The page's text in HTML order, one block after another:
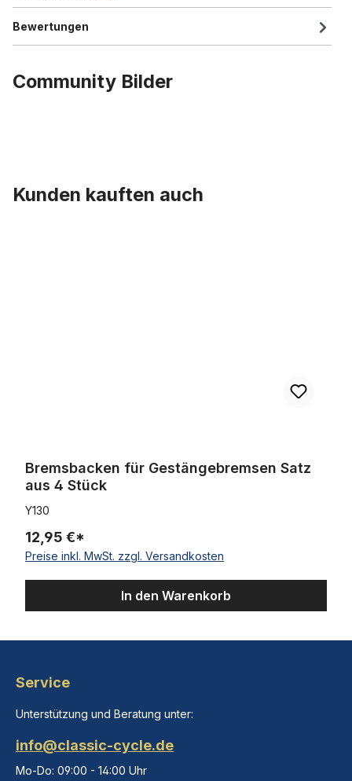
Bewertungen
Community Bilder
Kunden kauften auch
Bremsbacken für Gestängebremsen Satz
aus 4 Stück
Y130
12,95 €*
Preise inkl. MwSt. zzgl. Versandkosten
In den Warenkorb
Service
Unterstützung und Beratung unter:
info@classic-cycle.de
Mo-Do: 09:00 - 14:00 Uhr